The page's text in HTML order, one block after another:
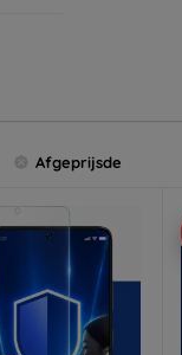
Afgeprijsde